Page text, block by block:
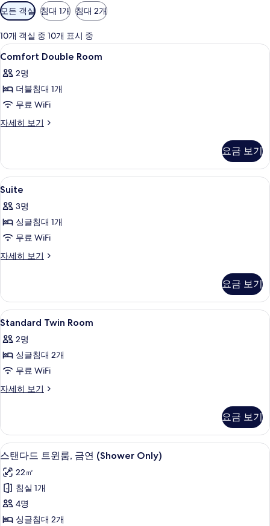
객
실
에
사
용
가
능
한
터
모든 객실 침대 1개 침대 2개
10개 객실 중 10개 표시 중
Comfort
Double
Room
사
진
모
기
객실 내 금고, 암막 커튼, 방음 설비, 다
10
Comfort Double Room
2명
더블침대 1개
무료 WiFi
자세히 보기
Comfort
세
히
보
요금 보기
Suite
사
진
모
두
보
객실 내 금고, 암막 커튼, 방음 설비, 다
7
Suite
3명
싱글침대 1개
무료 WiFi
자세히 보기
Suite
보
기
요금 보기
Standard
Twin
Room
사
진
모
기
객실 내 금고, 암막 커튼, 방음 설비, 다
13
Standard Twin Room
2명
싱글침대 2개
무료 WiFi
자세히 보기
Standard
세
히
보
요금 보기
스
탠
다
드
트
스탠다드 트윈룸, 금연 (Shower
17
스탠다드 트윈룸, 금연 (Shower Only)
22㎡
침실 1개
4명
싱글침대 2개